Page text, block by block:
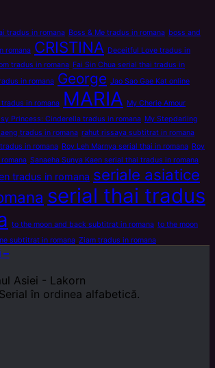
tradus in romana Boss & Me tradus in romana boss and
romana CRISTINA Deceitful Love tradus in
tradus in romana Fai Sin Chua serial thai tradus in
in romana George Jao Sao Gae Kat online
in romana MARIA My Cherie Amour
Princess: Cinderella tradus in romana My Stepdarling
tradus in romana rahut rissaya subtitrat in romana
in romana Roy Leh Marnya serial thai in romana Roy
Sanaeha Sunya Kaen serial thai tradus in romana
tradus in romana seriale asiatice
serial thai tradus
to the moon and back subtitrat in romana to the moon
subtitrat in romana Ziam tradus in romana
Asiei - Lakorn
în ordinea alfabetică.